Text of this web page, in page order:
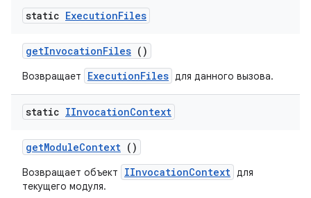
static ExecutionFiles
getInvocationFiles ()
Возвращает ExecutionFiles для данного вызова.
static IInvocationContext
getModuleContext ()
Возвращает объект IInvocationContext для
текущего модуля.